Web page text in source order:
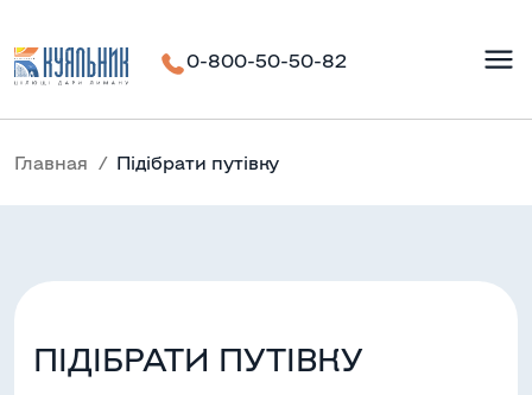
0-800-50-50-82
Главная Підібрати путівку
ПІДІБРАТИ ПУТІВКУ